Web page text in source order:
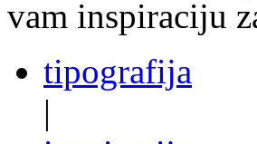
vam inspiraciju
tipografija
|